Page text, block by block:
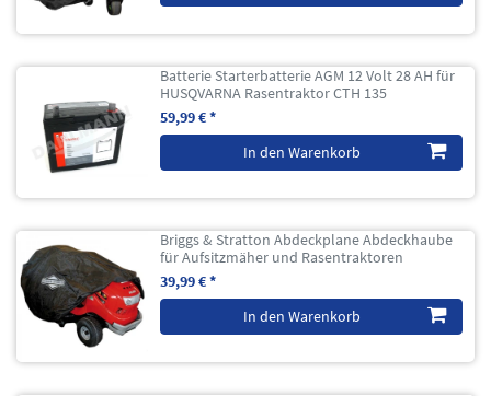
Batterie Starterbatterie AGM 12 Volt 28 AH für
HUSQVARNA Rasentraktor CTH 135
59,99 € *
In den Warenkorb
Briggs & Stratton Abdeckplane Abdeckhaube
für Aufsitzmäher und Rasentraktoren
39,99 € *
In den Warenkorb